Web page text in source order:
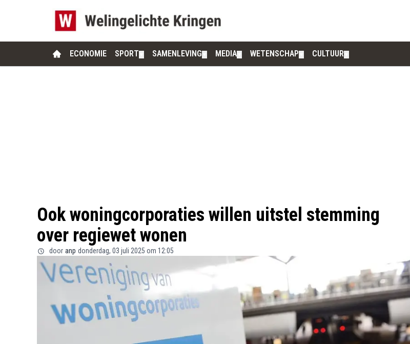
ECONOMIE SPORT SAMENLEVING MEDIA WETENSCHAP CULTUUR
Ook woningcorporaties willen uitstel stemming
over regiewet wonen
door anp donderdag, 03 juli 2025 om 12:05